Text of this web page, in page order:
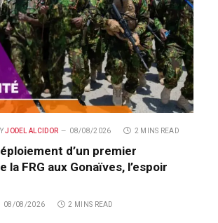
JODEL ALCIDOR 08/08/2026 2 MINS READ
d’un premier
la FRG aux Gonaïves, l’espoir
08/08/2026 2 MINS READ